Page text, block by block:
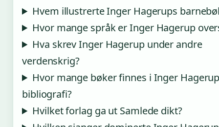
Hvem illustrerte Inger Hagerups
Hvor mange språk er Inger Hagerup
Hva skrev Inger Hagerup under andre
verdenskrig?
Hvor mange bøker finnes i Inger
bibliografi?
Hvilket forlag ga ut Samlede dikt?